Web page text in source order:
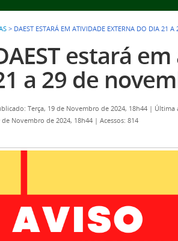
> DAEST ESTARÁ EM ATIVIDADE EXTERNA DO DIA 21
estará
a 29 de
Terça, 19 de Novembro de 2024, 18h44 | Última
de Novembro de 2024, 18h44 | Acessos: 814